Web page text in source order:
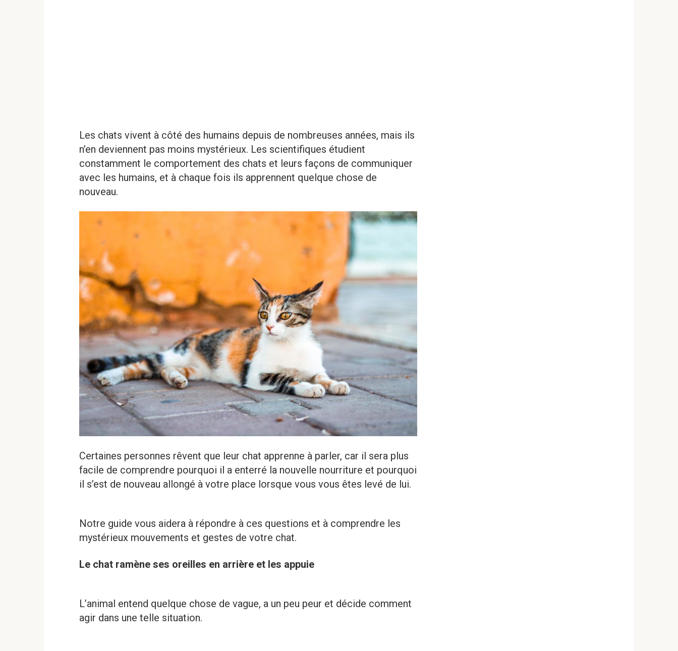
Les chats vivent à côté des humains depuis de nombreuses années, mais ils
n’en deviennent pas moins mystérieux. Les scientifiques étudient
constamment le comportement des chats et leurs façons de communiquer
avec les humains, et à chaque fois ils apprennent quelque chose de
nouveau.
Certaines personnes rêvent que leur chat apprenne à parler, car il sera plus
facile de comprendre pourquoi il a enterré la nouvelle nourriture et pourquoi
il s’est de nouveau allongé à votre place lorsque vous vous êtes levé de lui.
Notre guide vous aidera à répondre à ces questions et à comprendre les
mystérieux mouvements et gestes de votre chat.
Le chat ramène ses oreilles en arrière et les appuie
L’animal entend quelque chose de vague, a un peu peur et décide comment
agir dans une telle situation.